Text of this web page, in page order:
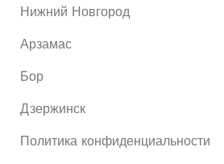
Нижний Новгород
Арзамас
Бор
Дзержинск
Политика конфиденциальности